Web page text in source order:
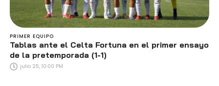
PRIMER EQUIPO
Tablas ante el Celta Fortuna en el primer ensayo
de la pretemporada (1-1)
julio 25, 10:00 PM